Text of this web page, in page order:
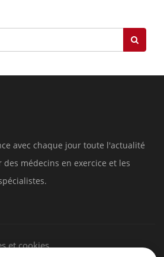
avec chaque jour toute l'actualité
médecins en exercice et les
et cookies